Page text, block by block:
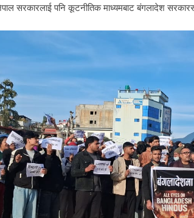
नेपाल सरकारलाई पनि कूटनीतिक माध्यमबाट बंगलादेश